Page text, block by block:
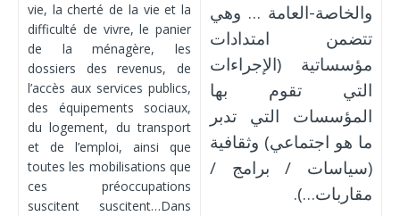
vie, la cherté de la vie et la
difficulté de vivre, le panier
de la ménagère, les
dossiers des revenus, de
l’accès aux services publics,
des équipements sociaux,
du logement, du transport
et de l’emploi, ainsi que
toutes les mobilisations que
ces préoccupations
suscitent suscitent…Dans
والخاصة-العامة … وهي
تتضمن امتدادات
مؤسساتية (الإجراءات
التي تقوم بها
المؤسسات التي تدبر
ما هو اجتماعي) وثقافية
(سياسات / برامج /
مقاربات…).